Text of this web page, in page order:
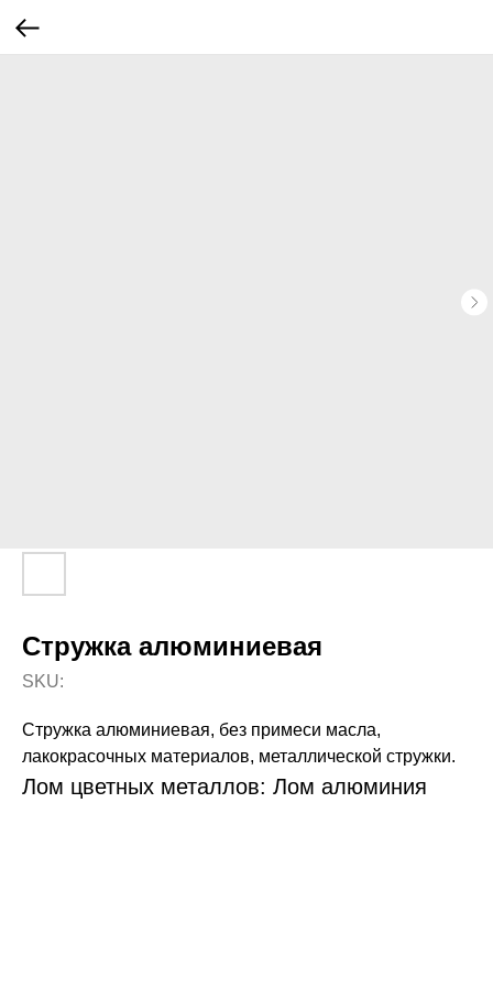
Стружка алюминиевая
SKU:
Стружка алюминиевая, без примеси масла,
лакокрасочных материалов, металлической стружки.
Лом цветных металлов: Лом алюминия